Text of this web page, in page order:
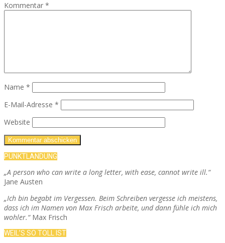
Kommentar *
Name *
E-Mail-Adresse *
Website
PUNKTLANDUNG
„A person who can write a long letter, with ease, cannot write ill.“
Jane Austen
„Ich bin begabt im Vergessen. Beim Schreiben vergesse ich meistens,
dass ich im Namen von Max Frisch arbeite, und dann fühle ich mich
wohler.“Max Frisch
WEIL’S SO TOLL IST